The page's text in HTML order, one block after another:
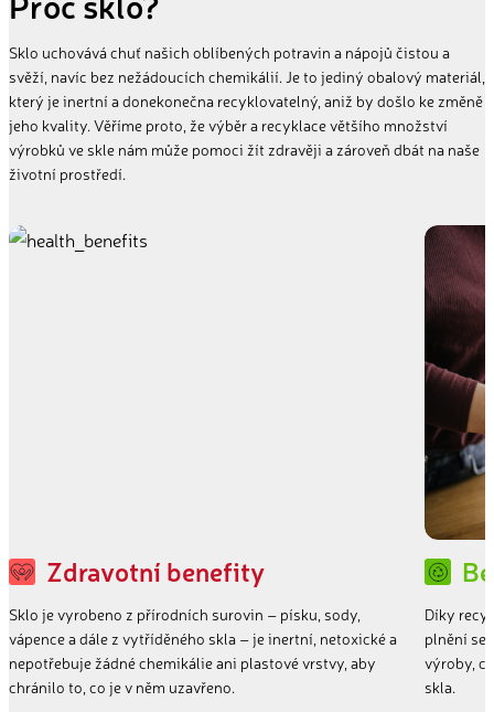
Sklo uchovává chuť našich oblíbených potravin a nápojů čistou a
svěží, navíc bez nežádoucích chemikálií. Je to jediný obalový materiál,
který je inertní a donekonečna recyklovatelný, aniž by došlo ke změně
jeho kvality. Věříme proto, že výběr a recyklace většího množství
výrobků ve skle nám může pomoci žít zdravěji a zároveň dbát na naše
životní prostředí.
Zdravotní benefity
Sklo je vyrobeno z přírodních surovin – písku, sody,
vápence a dále z vytříděného skla – je inertní, netoxické a
nepotřebuje žádné chemikálie ani plastové vrstvy, aby
chránilo to, co je v něm uzavřeno.
Díky
plnění se
výroby,
skla.